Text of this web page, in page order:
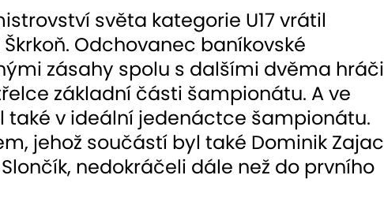
světa kategorie U17 vrátil
Odchovanec baníkovské
zásahy spolu s dalšími dvěma hráči
základní části šampionátu. A ve
také v ideální jedenáctce šampionátu.
jehož součástí byl také Dominik Zajac
nedokráčeli dále než do prvního